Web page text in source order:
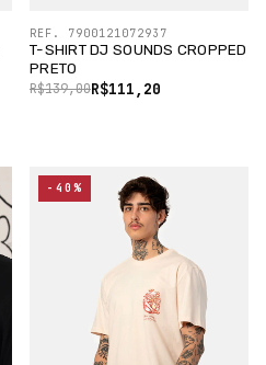
T-SHIRT DJ SOUNDS CROPPED
PRETO
R$111,20
R$139,00
REF. 7900121072937
-40%